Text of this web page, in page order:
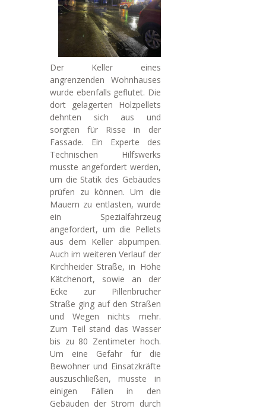
Der Keller eines
angrenzenden Wohnhauses
wurde ebenfalls geflutet. Die
dort gelagerten Holzpellets
dehnten sich aus und
sorgten für Risse in der
Fassade. Ein Experte des
Technischen Hilfswerks
musste angefordert werden,
um die Statik des Gebäudes
prüfen zu können. Um die
Mauern zu entlasten, wurde
ein Spezialfahrzeug
angefordert, um die Pellets
aus dem Keller abpumpen.
Auch im weiteren Verlauf der
Kirchheider Straße, in Höhe
Kätchenort, sowie an der
Ecke zur Pillenbrucher
Straße ging auf den Straßen
und Wegen nichts mehr.
Zum Teil stand das Wasser
bis zu 80 Zentimeter hoch.
Um eine Gefahr für die
Bewohner und Einsatzkräfte
auszuschließen, musste in
einigen Fällen in den
Gebäuden der Strom durch